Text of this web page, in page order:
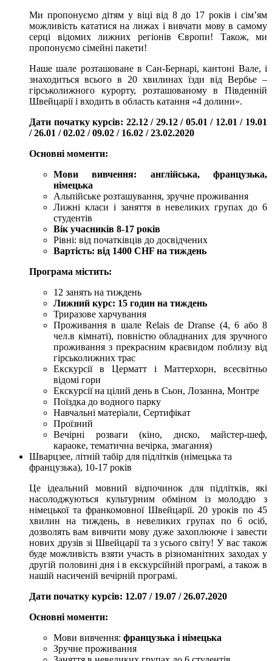
Ми пропонуємо дітям у віці від 8 до 17 років і сім’ям
можливість кататися на лижах і вивчати мову в самому
серці відомих лижних регіонів Європи! Також, ми
пропонуємо сімейні пакети!
Наше шале розташоване в Сан-Бернарі, кантоні Вале, і
знаходиться всього в 20 хвилинах їзди від Вербье –
гірськолижного курорту, розташованому в Південній
Швейцарії і входить в область катання «4 долини».
Дати початку курсів: 22.12 / 29.12 / 05.01 / 12.01 / 19.01
/ 26.01 / 02.02 / 09.02 / 16.02 / 23.02.2020
Основні моменти:
Мови вивчення: англійська, французька,
німецька
Альпійське розташування, зручне проживання
Лижні класи і заняття в невеликих групах до 6
студентів
Вік учасників 8-17 років
Рівні: від початківців до досвідчених
Вартість: від 1400 CHF на тиждень
Програма містить:
12 занять на тиждень
Лижний курс: 15 годин на тиждень
Триразове харчування
Проживання в шале Relais de Dranse (4, 6 або 8
чел.в кімнаті), повністю обладнаних для зручного
проживання з прекрасним краєвидом поблизу від
гірськолижних трас
Екскурсії в Церматт і Маттерхорн, всесвітньо
відомі гори
Екскурсії на цілий день в Сьон, Лозанна, Монтре
Поїздка до водного парку
Навчальні матеріали, Сертифікат
Проїзний
Вечірні розваги (кіно, диско, майстер-шеф,
караоке, тематична вечірка, змагання)
Шварцзее, літній табір для підлітків (німецька та
французька), 10-17 років
Це ідеальний мовний відпочинок для підлітків, які
насолоджуються культурним обміном із молоддю з
німецької та франкомовної Швейцарії. 20 уроків по 45
хвилин на тиждень, в невеликих групах по 6 осіб,
дозволять вам вивчити мову дуже захоплююче і завести
нових друзів зі Швейцарії та з усього світу! У вас також
буде можливість взяти участь в різноманітних заходах у
другій половині дня і в екскурсійній програмі, а також в
нашій насиченій вечірній програмі.
Дати початку курсів: 12.07 / 19.07 / 26.07.2020
Основні моменти:
Мови вивчення: французька і німецька
Зручне проживання